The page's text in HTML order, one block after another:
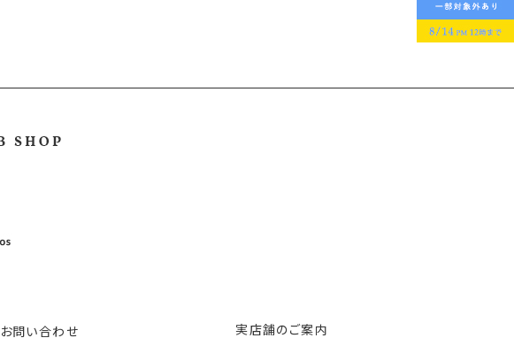
お問い合わせ
実店舗のご案内